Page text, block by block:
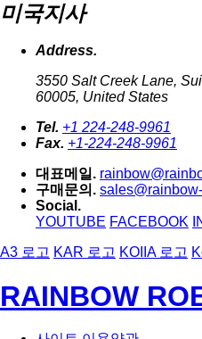
미국지사
Address.
3550 Salt Creek Lane,
60005, United States
Tel. +1 224-248-9961
Fax. +1-224-248-9961
대표메일.
구매문의.
Social.
YOUTUBE FACEBOOK
A3 로고 KAR 로고 KOIIA 로고
RAINBOW